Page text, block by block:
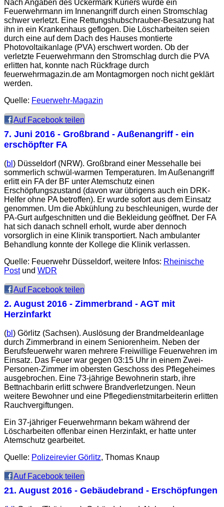
Nach Angaben des Uckermark Kuriers wurde ein
Feuerwehrmann im Innenangriff durch einen Stromschlag
schwer verletzt. Eine Rettungshubschrauber-Besatzung hat
ihn in ein Krankenhaus geflogen. Die Löscharbeiten seien
durch eine auf dem Dach des Hauses montierte
Photovoltaikanlage (PVA) erschwert worden. Ob der
verletzte Feuerwehrmann den Stromschlag durch die PVA
erlitten hat, konnte nach Rückfrage durch
feuerwehrmagazin.de am Montagmorgen noch nicht geklärt
werden.
Quelle: Feuerwehr-Magazin
Auf Facebook teilen
7. Juni 2016 - Großbrand - Außenangriff - ein
erschöpfter FA
(bl ) Düsseldorf (NRW). Großbrand einer Messehalle bei
sommerlich schwül-warmen Temperaturen. Im Außenangriff
erlitt ein FA der BF unter Atemschutz einen
Erschöpfungszustand (davon war übrigens auch ein DRK-
Helfer ohne PA betroffen). Er wurde sofort aus dem Einsatz
genommen. Um die Abkühlung zu beschleunigen, wurde der
PA-Gurt aufgeschnitten und die Bekleidung geöffnet. Der FA
hat sich danach schnell erholt, wurde aber dennoch
vorsorglich in eine Klinik transportiert. Nach ambulanter
Behandlung konnte der Kollege die Klinik verlassen.
Quelle: Feuerwehr Düsseldorf, weitere Infos: Rheinische
Postund WDR
Auf Facebook teilen
2. August 2016 - Zimmerbrand - AGT mit
Herzinfarkt
(bl ) Görlitz (Sachsen). Auslösung der Brandmeldeanlage
durch Zimmerbrand in einem Seniorenheim. Neben der
Berufsfeuerwehr waren mehrere Freiwillige Feuerwehren im
Einsatz. Das Feuer war gegen 03:15 Uhr in einem Zwei-
Personen-Zimmer im obersten Geschoss des Pflegeheimes
ausgebrochen. Eine 73-jährige Bewohnerin starb, ihre
Bettnachbarin erlitt schwere Brandverletzungen. Neun
weitere Bewohner und eine Pflegedienstmitarbeiterin erlitten
Rauchvergiftungen.
Ein 37-jähriger Feuerwehrmann bekam während der
Löscharbeiten offenbar einen Herzinfakt, er hatte unter
Atemschutz gearbeitet.
Quelle: Polizeirevier Görlitz, Thomas Knaup
Auf Facebook teilen
21. August 2016 - Gebäudebrand - Erschöpfungen